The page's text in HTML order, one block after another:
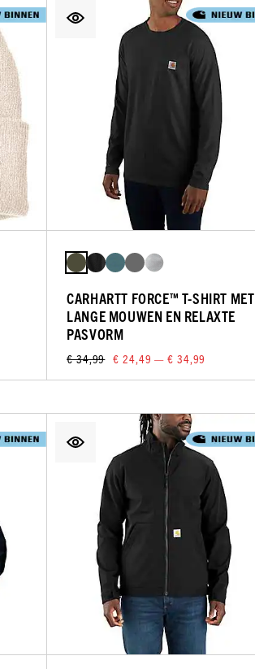
CARHARTT FORCE™ T-SHIRT MET
LANGE MOUWEN EN RELAXTE
PASVORM
€ 34,99 € 24,49 — € 34,99